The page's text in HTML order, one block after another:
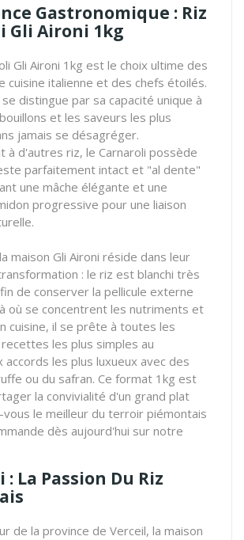
Gastronomique : Riz
Gli Aironi 1kg
Gli Aironi 1kg est le choix ultime des
cuisine italienne et des chefs étoilés.
distingue par sa capacité unique à
et les saveurs les plus
jamais se désagréger.
à d'autres riz, le Carnaroli possède
parfaitement intact et "al dente"
une mâche élégante et une
progressive pour une liaison
maison Gli Aironi réside dans leur
: le riz est blanchi très
de conserver la pellicule externe
où se concentrent les nutriments et
cuisine, il se prête à toutes les
les plus simples au
accords les plus luxueux avec des
ou du safran. Ce format 1kg est
la convivialité d'un grand plat
le meilleur du terroir piémontais
dès aujourd'hui sur notre
La Passion Du Riz
de la province de Verceil, la maison